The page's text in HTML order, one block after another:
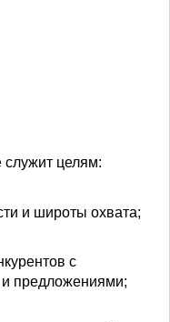
целям:
и широты охвата;
с
предложениями;